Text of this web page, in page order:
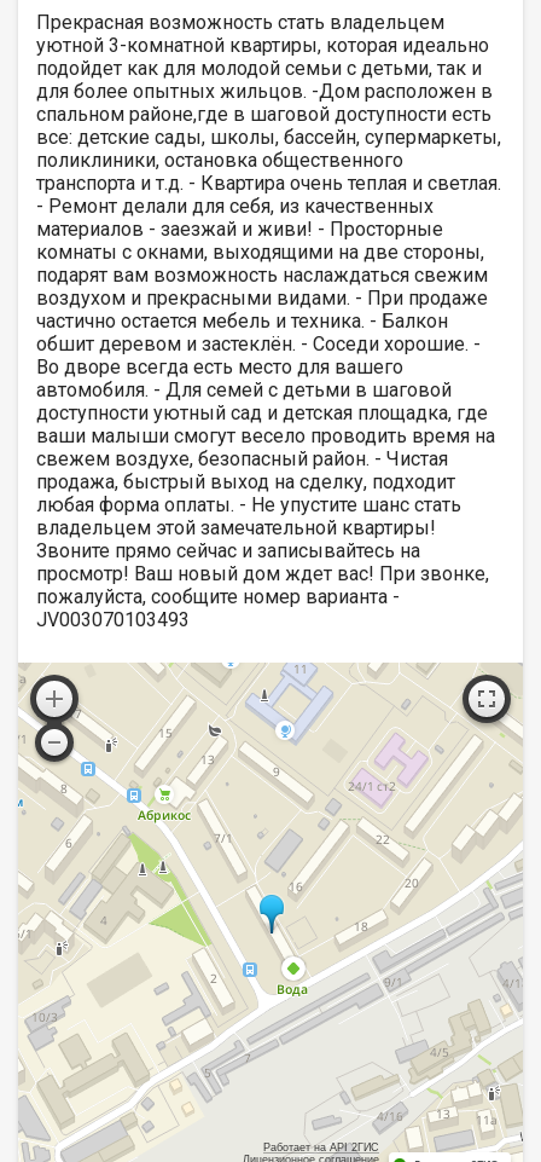
Прекрасная возможность стать владельцем
уютной 3-комнатной квартиры, которая идеально
подойдет как для молодой семьи с детьми, так и
для более опытных жильцов. -Дом расположен в
спальном районе,где в шаговой доступности есть
все: детские сады, школы, бассейн, супермаркеты,
поликлиники, остановка общественного
транспорта и т.д. - Квартира очень теплая и светлая.
- Ремонт делали для себя, из качественных
материалов - заезжай и живи! - Просторные
комнаты с окнами, выходящими на две стороны,
подарят вам возможность наслаждаться свежим
воздухом и прекрасными видами. - При продаже
частично остается мебель и техника. - Балкон
обшит деревом и застеклён. - Соседи хорошие. -
Во дворе всегда есть место для вашего
автомобиля. - Для семей с детьми в шаговой
доступности уютный сад и детская площадка, где
ваши малыши смогут весело проводить время на
свежем воздухе, безопасный район. - Чистая
продажа, быстрый выход на сделку, подходит
любая форма оплаты. - Не упустите шанс стать
владельцем этой замечательной квартиры!
Звоните прямо сейчас и записывайтесь на
просмотр! Ваш новый дом ждет вас! При звонке,
пожалуйста, сообщите номер варианта -
JV003070103493
Работает на API 2ГИС
Лицензионное соглашение